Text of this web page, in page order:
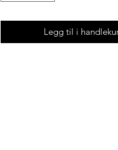
Legg til i